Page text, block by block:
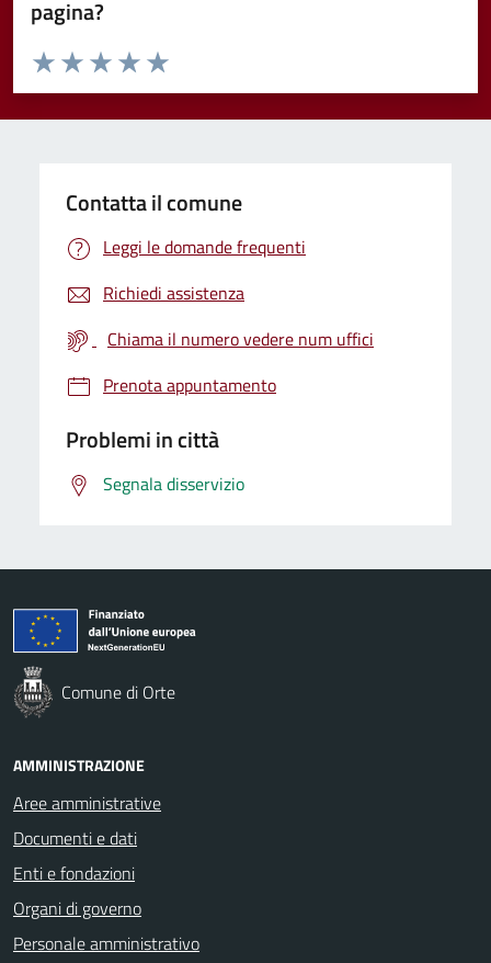
pagina?
Valuta da 1 a 5 stelle la pagina
Valuta 5 stelle su 5
Valuta 4 stelle su 5
Valuta 3 stelle su 5
Valuta 2 stelle su 5
Valuta 1 stelle su 5
Contatta il comune
Leggi le domande frequenti
Richiedi assistenza
Chiama il numero vedere num uffici
Prenota appuntamento
Problemi in città
Segnala disservizio
Comune di Orte
AMMINISTRAZIONE
Aree amministrative
Documenti e dati
Enti e fondazioni
Organi di governo
Personale amministrativo